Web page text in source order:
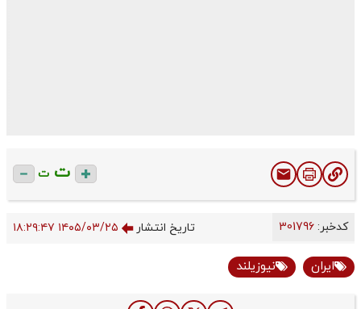
ت ت
کدخبر: تاریخ انتشار ۱۴۰۵/۰۳/۲۵ ۱۸:۲۹:۴۷
ایران نیوزیلند